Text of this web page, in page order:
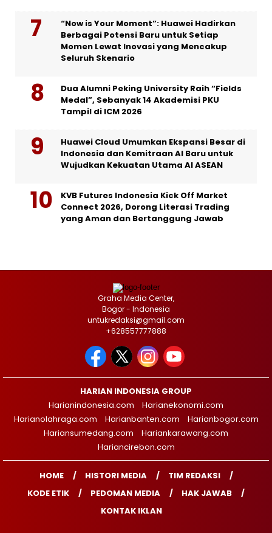
“Now is Your Moment”: Huawei Hadirkan
Berbagai Potensi Baru untuk Setiap
Momen Lewat Inovasi yang Mencakup
Seluruh Skenario
Dua Alumni Peking University Raih “Fields
Medal”, Sebanyak 14 Akademisi PKU
Tampil di ICM 2026
Huawei Cloud Umumkan Ekspansi Besar di
Indonesia dan Kemitraan AI Baru untuk
Wujudkan Kekuatan Utama AI ASEAN
KVB Futures Indonesia Kick Off Market
Connect 2026, Dorong Literasi Trading
yang Aman dan Bertanggung Jawab
Graha Media Center,
Bogor - Indonesia
untukredaksi@gmail.com
+628557777888
HARIAN INDONESIA GROUP
Harianindonesia.com
Harianekonomi.com
Harianolahraga.com
Harianbanten.com
Harianbogor.com
Hariansumedang.com
Hariankarawang.com
Hariancirebon.com
HOME HISTORI MEDIA
TIM REDAKSI
KODE ETIK
PEDOMAN MEDIA
HAK JAWAB
KONTAK IKLAN